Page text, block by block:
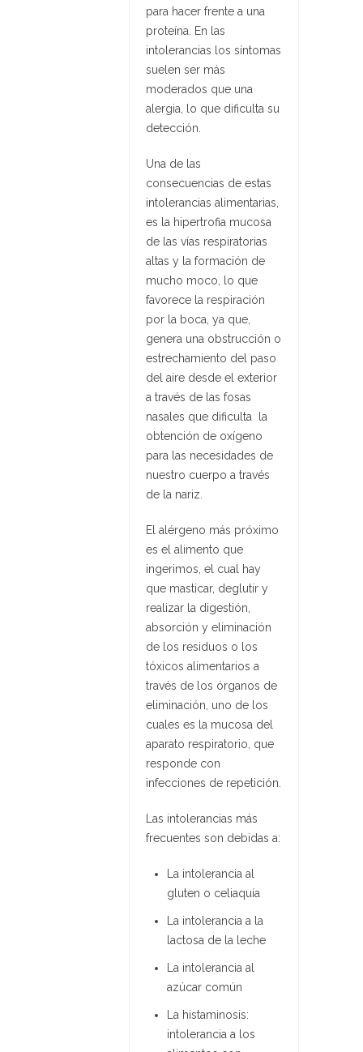
para hacer frente a una
proteína. En las
intolerancias los síntomas
suelen ser más
moderados que una
alergia, lo que dificulta su
detección.
Una de las
consecuencias de estas
intolerancias alimentarias,
es la hipertrofia mucosa
de las vías respiratorias
altas y la formación de
mucho moco, lo que
favorece la respiración
por la boca, ya que,
genera una obstrucción o
estrechamiento del paso
del aire desde el exterior
a través de las fosas
nasales que dificulta la
obtención de oxígeno
para las necesidades de
nuestro cuerpo a través
de la nariz.
El alérgeno más próximo
es el alimento que
ingerimos, el cual hay
que masticar, deglutir y
realizar la digestión,
absorción y eliminación
de los residuos o los
tóxicos alimentarios a
través de los órganos de
eliminación, uno de los
cuales es la mucosa del
aparato respiratorio, que
responde con
infecciones de repetición.
Las intolerancias más
frecuentes son debidas a:
La intolerancia al
gluten o celiaquía
La intolerancia a la
lactosa de la leche
La intolerancia al
azúcar común
La histaminosis:
intolerancia a los